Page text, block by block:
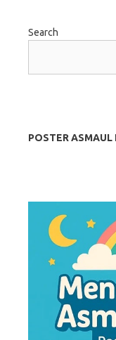
Search
POSTER ASMAUL